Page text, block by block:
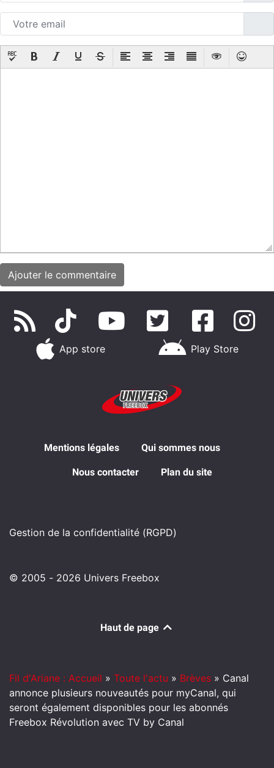
App store Play Store
Mentions légales Qui sommes nous
Nous contacter Plan du site
Gestion de la confidentialité (RGPD)
© 2005 - 2026 Univers Freebox
Haut de page
Fil d'Ariane : Accueil » Toute l'actu » Brèves » Canal
annonce plusieurs nouveautés pour myCanal, qui
seront également disponibles pour les abonnés
Freebox Révolution avec TV by Canal